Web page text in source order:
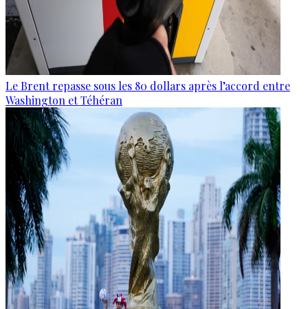
Le Brent repasse sous les 80 dollars après l’accord entre
Washington et Téhéran